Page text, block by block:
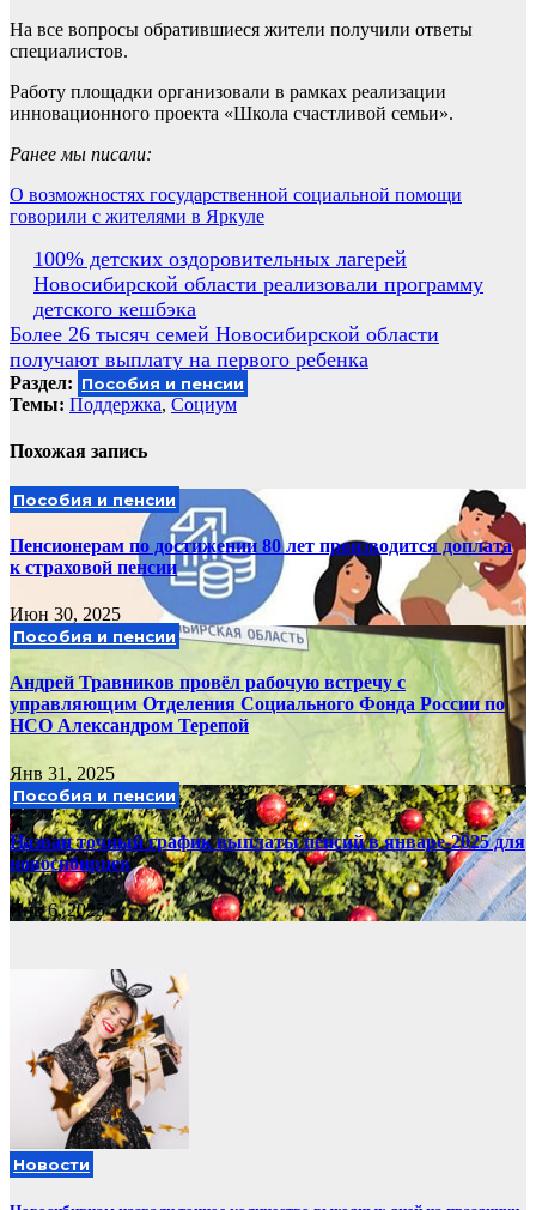
На все вопросы обратившиеся жители получили ответы
специалистов.
Работу площадки организовали в рамках реализации
инновационного проекта «Школа счастливой семьи».
Ранее мы писали:
О возможностях государственной социальной помощи
говорили с жителями в Яркуле
Навигация
по
записям
100% детских оздоровительных лагерей
Новосибирской области реализовали программу
детского кешбэка
Более 26 тысяч семей Новосибирской области
получают выплату на первого ребенка
Раздел: Пособия и пенсии
Темы: Поддержка, Социум
Похожая запись
Пособия и пенсии
Пенсионерам по достижении 80 лет производится доплата
к страховой пенсии
Июн 30, 2025
Пособия и пенсии
Андрей Травников провёл рабочую встречу с
управляющим Отделения Социального Фонда России по
НСО Александром Терепой
Янв 31, 2025
Пособия и пенсии
Назван точный график выплаты пенсий в январе-2025 для
новосибирцев
Янв 6, 2025
Новости